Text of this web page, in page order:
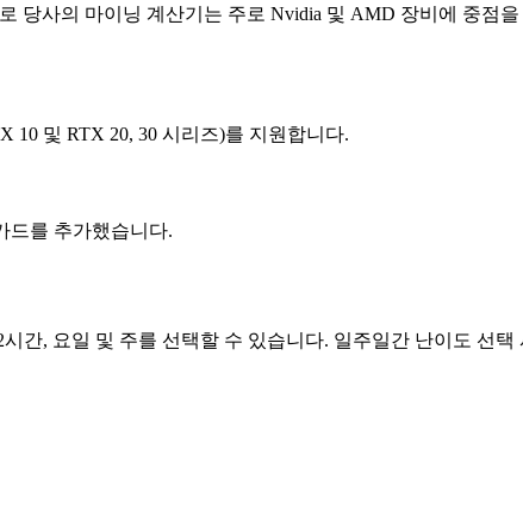
당사의 마이닝 계산기는 주로 Nvidia 및 AMD 장비에 중점
10 및 RTX 20, 30 시리즈)를 지원합니다.
드를 추가했습니다.
간, 요일 및 주를 선택할 수 있습니다. 일주일간 난이도 선